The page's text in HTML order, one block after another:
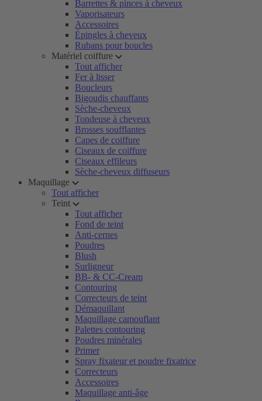
Barrettes & pinces à cheveux
Vaporisateurs
Accessoires
Épingles à cheveux
Rubans pour boucles
Matériel coiffure
Tout afficher
Fer à lisser
Boucleurs
Bigoudis chauffants
Sèche-cheveux
Tondeuse à cheveux
Brosses soufflantes
Capes de coiffure
Ciseaux de coiffure
Ciseaux effileurs
Sèche-cheveux diffuseurs
Maquillage
Tout afficher
Teint
Tout afficher
Fond de teint
Anti-cernes
Poudres
Blush
Surligneur
BB- & CC-Cream
Contouring
Correcteurs de teint
Démaquillant
Maquillage camouflant
Palettes contouring
Poudres minérales
Primer
Spray fixateur et poudre fixatrice
Correcteurs
Accessoires
Maquillage anti-âge